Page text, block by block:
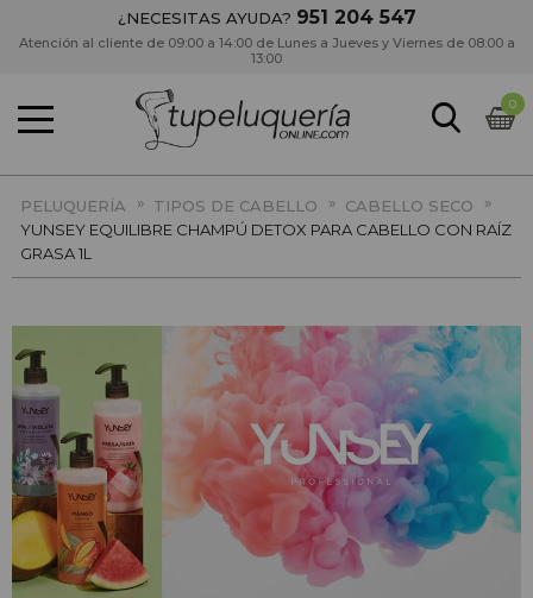
¿NECESITAS AYUDA? 951 204 547
Atención al cliente de 09:00 a 14:00 de Lunes a Jueves y Viernes de 08:00 a
13:00
0
PELUQUERÍA » TIPOS DE CABELLO » CABELLO SECO
»
YUNSEY EQUILIBRE CHAMPÚ DETOX PARA CABELLO CON RAÍZ
GRASA 1L